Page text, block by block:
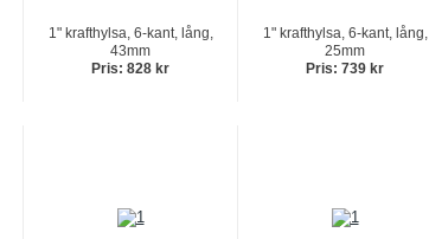
1" krafthylsa, 6-kant, lång,
43mm
Pris: 828 kr
1" krafthylsa, 6-kant, lång,
25mm
Pris: 739 kr